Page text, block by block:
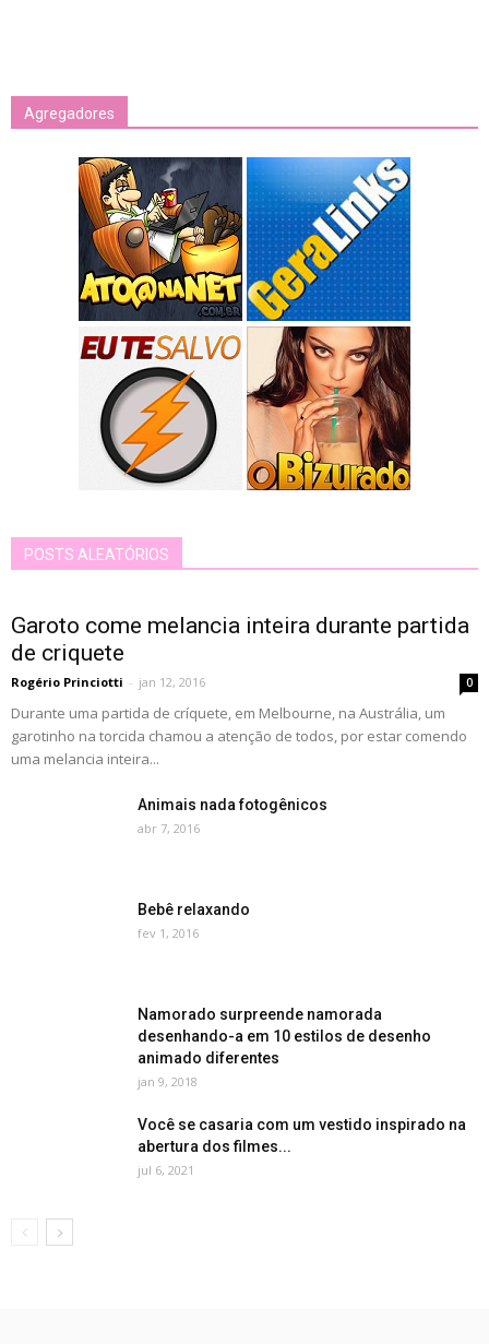
Agregadores
POSTS ALEATÓRIOS
Garoto come melancia inteira durante partida
de criquete
Rogério Princiotti - jan 12, 2016 0
Durante uma partida de críquete, em Melbourne, na Austrália, um
garotinho na torcida chamou a atenção de todos, por estar comendo
uma melancia inteira...
Animais nada fotogênicos
abr 7, 2016
Bebê relaxando
fev 1, 2016
Namorado surpreende namorada
desenhando-a em 10 estilos de desenho
animado diferentes
jan 9, 2018
Você se casaria com um vestido inspirado na
abertura dos filmes...
jul 6, 2021